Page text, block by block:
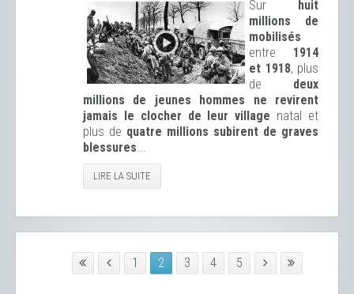
Sur
huit
millions de
mobilisés
entre 1914
et 1918, plus
de deux
millions de jeunes hommes ne revirent
jamais le clocher de leur village natal et
plus de quatre millions subirent de graves
blessures...
LIRE LA SUITE
1 2 3 4 5